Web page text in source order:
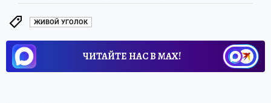
ЖИВОЙ УГОЛОК
ЧИТАЙТЕ НАС В МАХ!